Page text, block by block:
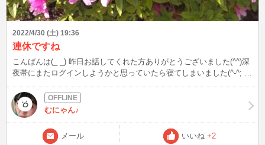
2022/4/30 (土) 19:36
連休ですね
こんばんは(_ _) 昨日お話してくれた方ありがとうございました(^^)深
夜帯にまたログインしようかと思っていたら寝てしまいました(^-^; 今
しくお願いします。 明日から5月ですね。GWは昨日からで、休み取
れる方は最大10連休なんだとか まん防も解除になって、久々に遠出
とかされる方いらっしゃるのかな。 連休関係なく仕事だよー。て方
お話しましょう。 時間帯バラバラになるかと思いますが(T-T)
むにゃん♪
メール いいね +2